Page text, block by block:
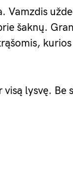
šaknų.
lysvę. Be